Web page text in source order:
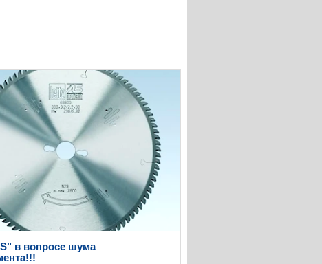
в вопросе шума